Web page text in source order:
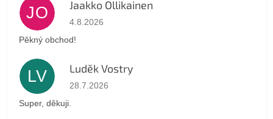
JO Jaakko Ollikainen
Hodnotenie obchodu je 5 z 5 hviezdičiek.
4.8.2026
Pěkný obchod!
LV Luděk Vostry
Hodnotenie obchodu je 5 z 5 hviezdičiek.
28.7.2026
Super, děkuji.